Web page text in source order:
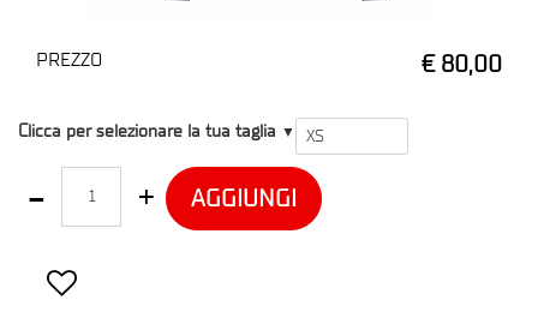
PREZZO € 80,00
T1
Clicca per selezionare la tua taglia ▼
AGGIUNGI